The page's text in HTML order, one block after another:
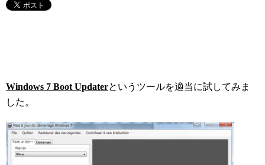
Windows 7 Boot Updaterというツールを適当に試してみま
した。